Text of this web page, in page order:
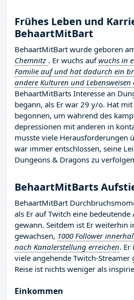
Frühes Leben und
BehaartMitBart
BehaartMitBart wurde geboren
Chemnitz . Er wuchs aufwuchs in
Familie auf und hat dadurch ein
andere Kulturen und Lebensweisen
BehaartMitBarts Interesse an
begann, als Er war 29 y/o. Hat
begonnen, um während des
depressionen mit anderen in
musste viele Herausforderungen
war immer entschlossen, seine
Dungeons & Dragons zu
BehaartMitBarts
BehaartMitBart
als Er auf Twitch eine bedeutende
gewann. Seitdem ist Er weiterhin
gewachsen, 1000 Follower
nach Kanalerstellung erreichen. Er
viele angehende Twitch-Streamer
Reise ist nichts weniger als
Einkommen